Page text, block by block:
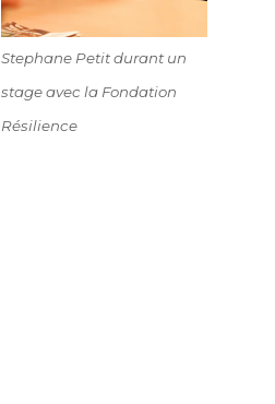
Stephane Petit durant un
stage avec la Fondation
Résilience